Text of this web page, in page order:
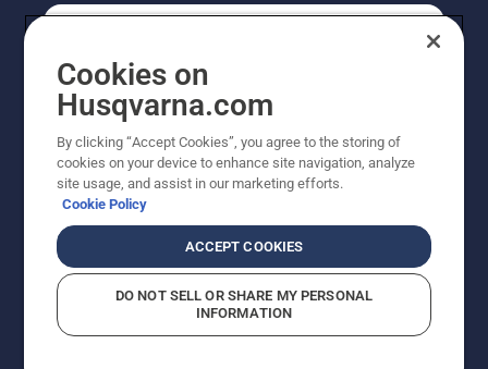
PROFESIONÁLNÍ
Cookies on
Husqvarna.com
By clicking “Accept Cookies”, you agree to the storing of
cookies on your device to enhance site navigation, analyze
site usage, and assist in our marketing efforts.
Cookie Policy
ACCEPT COOKIES
DO NOT SELL OR SHARE MY PERSONAL
INFORMATION